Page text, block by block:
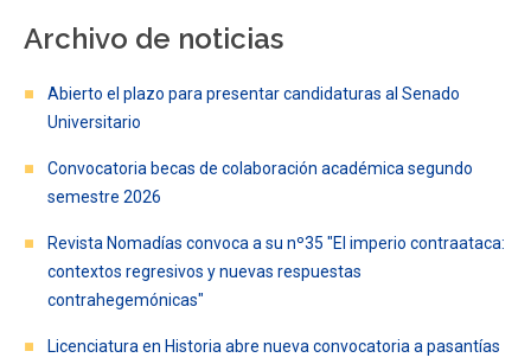
BIBLIOTECA
FACULTAD
Archivo de noticias
Abierto el plazo para presentar candidaturas al Senado
Universitario
Convocatoria becas de colaboración académica segundo
semestre 2026
Revista Nomadías convoca a su nº35 "El imperio contraataca:
contextos regresivos y nuevas respuestas
contrahegemónicas"
Licenciatura en Historia abre nueva convocatoria a pasantías